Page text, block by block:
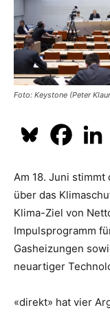
Foto: Keystone (Peter
Am 18. Juni
über das
Klima-Ziel von
Impulsprogramm
Gasheizungen
neuartiger
«direkt» hat vier
ABONNIEREN